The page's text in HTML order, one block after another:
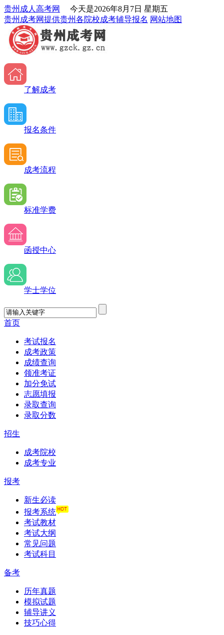
贵州成人高考网 今天是2026年8月7日 星期五
贵州成考网提供贵州各院校成考辅导报名 网站地图
了解成考
报名条件
成考流程
标准学费
函授中心
学士学位
首页
考试报名
成考政策
成绩查询
领准考证
加分免试
志愿填报
录取查询
录取分数
招生
成考院校
成考专业
报考
新生必读
报考系统
考试教材
考试大纲
常见问题
考试科目
备考
历年真题
模拟试题
辅导讲义
技巧心得